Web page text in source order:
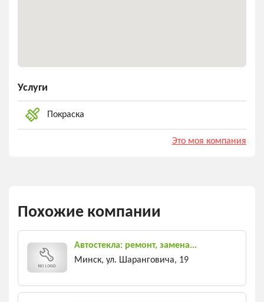
Услуги
Покраска
Это моя компания
Похожие компании
Автостекла: ремонт, замена...
Минск, ул. Шаранговича, 19